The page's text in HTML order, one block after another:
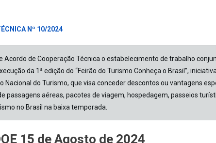
Nº 10/2024
Acordo de Cooperação Técnica o estabelecimento de trabalho
da 1ª edição do “Feirão do Turismo Conheça o Brasil”,
Nacional do Turismo, que visa conceder descontos ou vantagens
passagens aéreas, pacotes de viagem, hospedagem, passeios
no Brasil na baixa temporada.
15 de Agosto de 2024